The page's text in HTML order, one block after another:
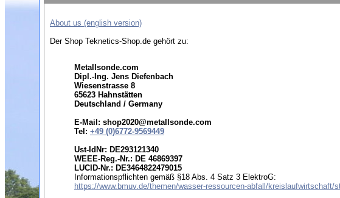
About us (english version)
Der Shop Teknetics-Shop.de gehört zu:
Metallsonde.com
Dipl.-Ing. Jens Diefenbach
Wiesenstrasse 8
65623 Hahnstätten
Deutschland / Germany
E-Mail: shop2020@metallsonde.com
Tel: +49 (0)6772-9569449
Ust-IdNr: DE293121340
WEEE-Reg.-Nr.: DE 46869397
LUCID-Nr.: DE3464822479015
Informationspflichten gemäß §18 Abs. 4 Satz 3 ElektroG:
https://www.bmuv.de/themen/wasser-ressourcen-abfall/kreislaufwirtschaft/